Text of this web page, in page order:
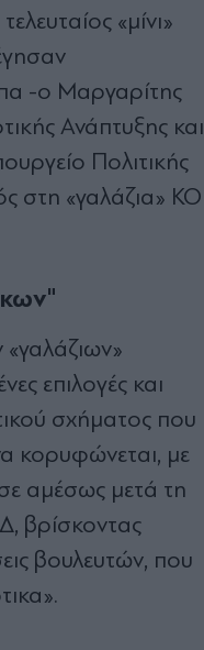
«μίνι»
-ο Μαργαρίτης
Ανάπτυξης και
Πολιτικής
στη «γαλάζια» ΚΟ
επιλογές και
σχήματος που
κορυφώνεται, με
αμέσως μετά τη
βρίσκοντας
βουλευτών, που